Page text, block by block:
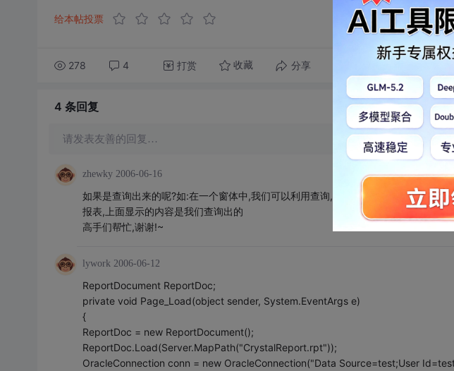
给本帖投票
278 4 打赏 收藏 分享
4 条回复
请发表友善的回复…
zhewky 2006-06-16
如果是查询出来的呢?如:在一个窗体中,我们可以利用查询,查出一条记录,如果我想在
报表,上面显示的内容是我们查询出的
高手们帮忙,谢谢!~
lywork 2006-06-12
ReportDocument ReportDoc;
private void Page_Load(object sender, System.EventArgs e)
{
ReportDoc = new ReportDocument();
ReportDoc.Load(Server.MapPath("CrystalReport.rpt"));
OracleConnection conn = new OracleConnection("Data Source=test;User